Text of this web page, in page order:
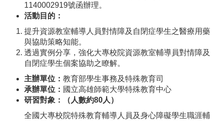
1140002919號函辦理。
活動目的：
提升資源教室輔導人員對情障及自閉症學生之醫療用藥
與協助策略知能。
透過實例分享，強化大專校院資源教室輔導員對情障及
自閉症學生個案協助之瞭解。
主辦單位： 教育部學生事務及特殊教育司
承辦單位： 國立高雄師範大學特殊教育中心
研習對象：（人數約80人）
全國大專校院特殊教育輔導人員及身心障礙學生職涯輔